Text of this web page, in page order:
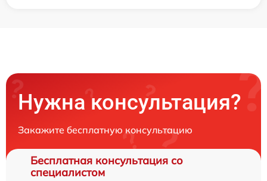
Нужна консультация?
Закажите бесплатную консультацию
Бесплатная консультация со
специалистом